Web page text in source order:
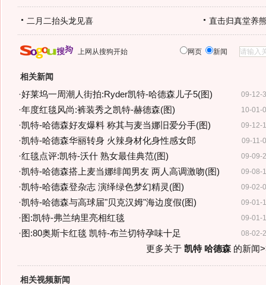
二月二抬头龙见喜 直击归真堂养
上网从搜狗开始 网页 新闻
相关新闻
09-12-
·好莱坞一周潮人街拍:Ryder凯特-哈德森儿子5(图)
10-01-
·年度红毯风尚:裤装秀之凯特-赫德森(图)
09-12-
·凯特-哈德森好友爆料 称其与麦当娜旧爱分手(图)
09-11-
·凯特-哈德森华丽转身 火辣身材化身性感女郎
09-09-
·红毯点评:凯特-沃什 熟女最佳典范(图)
09-08-
·凯特-哈德森搭上麦当娜绯闻男友 两人高调激吻(图)
09-02-
·凯特-哈德森登杂志 演绎绿色梦幻精灵(图)
09-01-
·凯特-哈德森与高球届"贝克汉姆"海边度假(图)
09-01-
· 图:凯特-弗兰纳里亮相红毯
08-02-
· 图:80奥斯卡红毯 凯特-布兰切特孕味十足
更多关于 凯特 哈德森的新闻
相关视频新闻